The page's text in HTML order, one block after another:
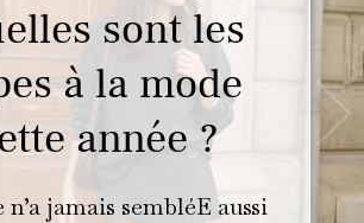
sont les
à la mode
année ?
n’a jamais sembléE aussi